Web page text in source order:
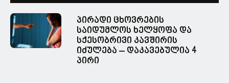
პირადი ცხოვრების
საიდუმლოს ხელყოფა და
სქესობრივი კავშირის
იძულება – დაკავებულია 4
პირი